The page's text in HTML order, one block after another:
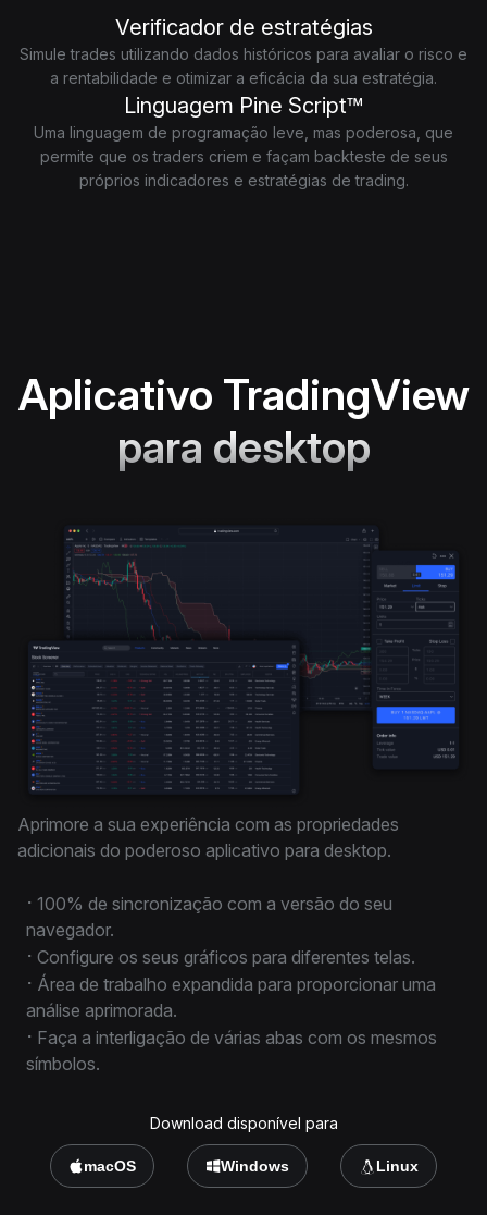
Verificador de estratégias
Simule trades utilizando dados históricos para avaliar o risco e
a rentabilidade e otimizar a eficácia da sua estratégia.
Linguagem Pine Script™
Uma linguagem de programação leve, mas poderosa, que
permite que os traders criem e façam backteste de seus
próprios indicadores e estratégias de trading.
Aplicativo TradingView
para desktop
Aprimore a sua experiência com as propriedades
adicionais do poderoso aplicativo para desktop.
⋅ 100% de sincronização com a versão do seu
navegador.
⋅ Configure os seus gráficos para diferentes telas.
⋅ Área de trabalho expandida para proporcionar uma
análise aprimorada.
⋅ Faça a interligação de várias abas com os mesmos
símbolos.
Download disponível para
macOS Windows Linux